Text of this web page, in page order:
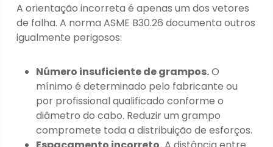
A orientação incorreta é apenas um dos vetores
de falha. A norma ASME B30.26 documenta outros
igualmente perigosos:
Número insuficiente de grampos.O
mínimo é determinado pelo fabricante ou
por profissional qualificado conforme o
diâmetro do cabo. Reduzir um grampo
compromete toda a distribuição de esforços.